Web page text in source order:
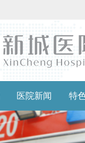
医院新闻 特